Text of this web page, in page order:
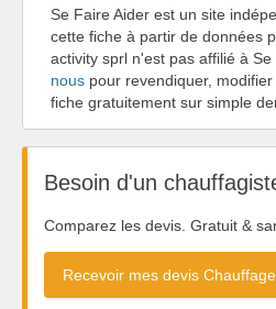
Se Faire Aider est un site
cette fiche à partir de données
activity sprl n'est pas affilié à Se
nous pour revendiquer,
fiche gratuitement sur simple
Besoin d'un
Comparez les devis. Gratuit &
Recevoir mes devis